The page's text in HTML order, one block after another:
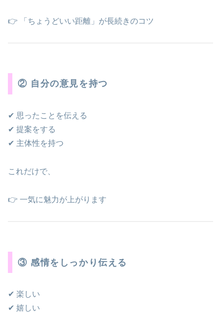
👉 「ちょうどいい距離」が長続きのコツ
② 自分の意見を持つ
✔ 思ったことを伝える
✔ 提案をする
✔ 主体性を持つ
これだけで、
👉 一気に魅力が上がります
③ 感情をしっかり伝える
✔ 楽しい
✔ 嬉しい